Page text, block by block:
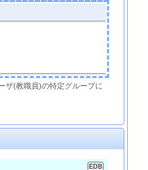
ザ(教職員)の特定グループに